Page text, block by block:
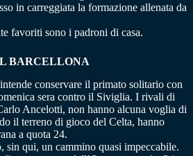
in carreggiata la formazione allenata da
favoriti sono i padroni di casa.
BARCELLONA
intende conservare il primato solitario con
sera contro il Siviglia. I rivali di
Ancelotti, non hanno alcuna voglia di
il terreno di gioco del Celta, hanno
a quota 24.
sin qui, un cammino quasi impeccabile.